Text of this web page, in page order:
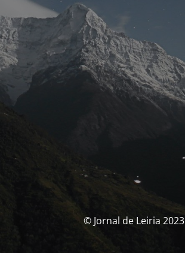
© Jornal de Leiria 2023